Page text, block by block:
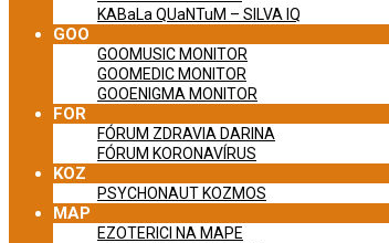
KABaLa QUaNTuM – SILVA IQ
GOO
GOOMUSIC MONITOR
GOOMEDIC MONITOR
GOOENIGMA MONITOR
FOR
FÓRUM ZDRAVIA DARINA
FÓRUM KORONAVÍRUS
KOZ
PSYCHONAUT KOZMOS
MAP
EZOTERICI NA MAPE